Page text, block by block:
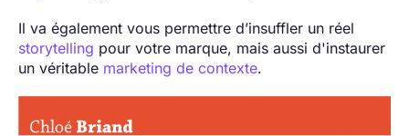
Il va également vous permettre d’insuffler un réel
storytelling pour votre marque, mais aussi d'instaurer
un véritable marketing de contexte.